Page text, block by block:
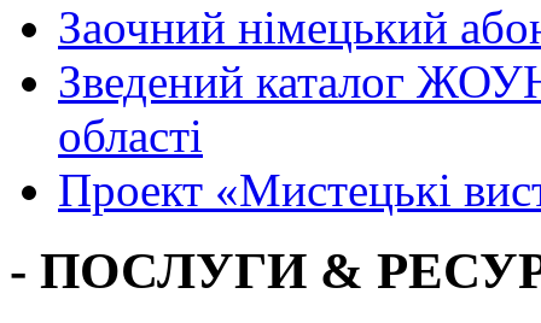
Заочний німецький
Зведений каталог
області
Проект «Мистецькі
- ПОСЛУГИ &